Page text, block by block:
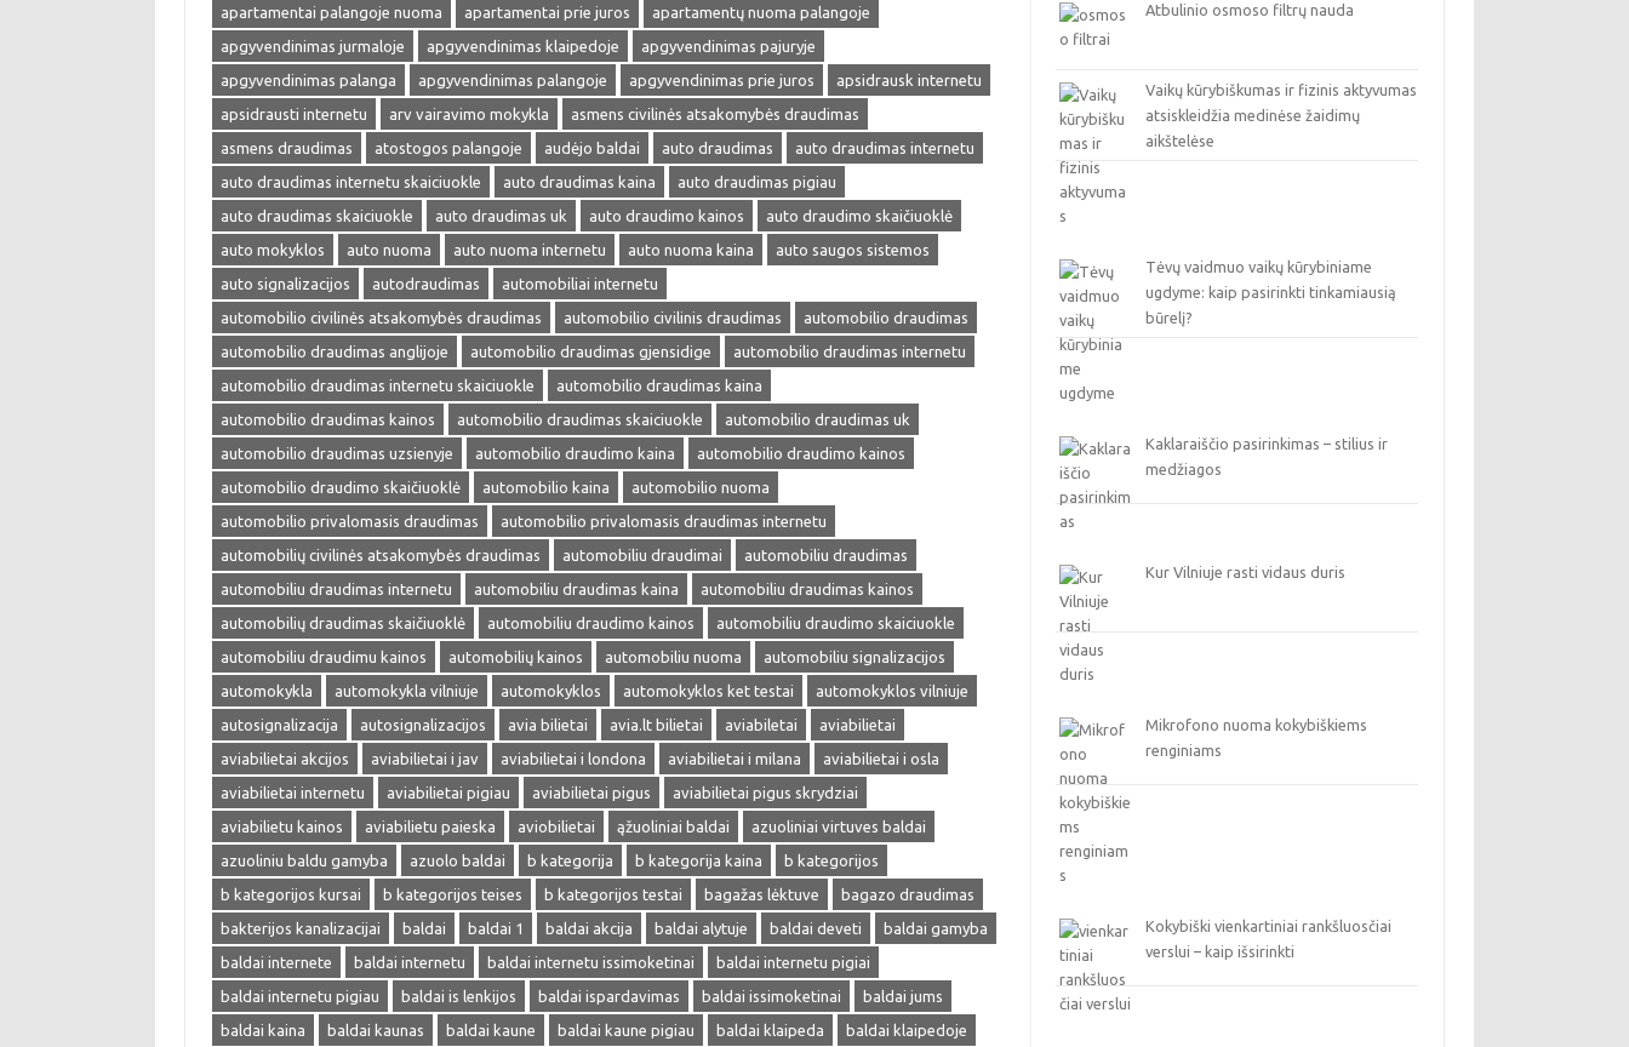
apartamentai palangoje nuoma
apartamentai prie juros
apartamentų nuoma palangoje
apgyvendinimas jurmaloje
apgyvendinimas klaipedoje
apgyvendinimas pajuryje
apgyvendinimas palanga
apgyvendinimas palangoje apgyvendinimas prie juros
apsidrausk internetu
apsidrausti internetu
arv vairavimo mokykla
asmens civilinės atsakomybės draudimas
asmens draudimas
atostogos palangoje audėjo baldai auto draudimas
auto draudimas internetu
auto draudimas internetu skaiciuokle
auto draudimas kaina
auto draudimas pigiau
auto draudimas skaiciuokle
auto draudimas uk auto draudimo kainos
auto draudimo skaičiuoklė
auto mokyklos
auto nuoma auto nuoma internetu auto nuoma kaina
auto saugos sistemos
auto signalizacijos
autodraudimas
automobiliai internetu
automobilio civilinės atsakomybės draudimas
automobilio civilinis draudimas
automobilio draudimas
automobilio draudimas anglijoje
automobilio draudimas gjensidige
automobilio draudimas internetu
automobilio draudimas internetu skaiciuokle
automobilio draudimas kaina
automobilio draudimas kainos
automobilio draudimas skaiciuokle
automobilio draudimas uk
automobilio draudimas uzsienyje
automobilio draudimo kaina
automobilio draudimo kainos
automobilio draudimo skaičiuoklė
automobilio kaina
automobilio nuoma
automobilio privalomasis draudimas
automobilio privalomasis draudimas internetu
automobilių civilinės atsakomybės draudimas
automobiliu draudimai
automobiliu draudimas
automobiliu draudimas internetu
automobiliu draudimas kaina
automobiliu draudimas kainos
automobilių draudimas skaičiuoklė
automobiliu draudimo kainos
automobiliu draudimo skaiciuokle
automobiliu draudimu kainos
automobilių kainos automobiliu nuoma
automobiliu signalizacijos
automokykla
automokykla vilniuje automokyklos automokyklos ket testai
automokyklos vilniuje
autosignalizacija
autosignalizacijos avia bilietai avia.lt bilietai aviabiletai
aviabilietai
aviabilietai akcijos
aviabilietai i jav aviabilietai i londona aviabilietai i milana
aviabilietai i osla
aviabilietai internetu
aviabilietai pigiau aviabilietai pigus
aviabilietai pigus skrydziai
aviabilietu kainos
aviabilietu paieska aviobilietai ąžuoliniai baldai
azuoliniai virtuves baldai
azuoliniu baldu gamyba
azuolo baldai b kategorija b kategorija kaina
b kategorijos
b kategorijos kursai
b kategorijos teises b kategorijos testai bagažas lėktuve
bagazo draudimas
bakterijos kanalizacijai
baldai baldai 1 baldai akcija baldai alytuje baldai deveti
baldai gamyba
baldai internete
baldai internetu baldai internetu issimoketinai
baldai internetu pigiai
baldai internetu pigiau
baldai is lenkijos baldai ispardavimas baldai issimoketinai
baldai jums
baldai kaina
baldai kaunas baldai kaune baldai kaune pigiau baldai klaipeda
baldai klaipedoje
Atbulinio osmoso filtrų nauda
Vaikų kūrybiškumas ir fizinis aktyvumas
atsiskleidžia medinėse žaidimų
aikštelėse
Tėvų vaidmuo vaikų kūrybiniame
ugdyme: kaip pasirinkti tinkamiausią
būrelį?
Kaklaraiščio pasirinkimas – stilius ir
medžiagos
Kur Vilniuje rasti vidaus duris
Mikrofono nuoma kokybiškiems
renginiams
Kokybiški vienkartiniai rankšluosčiai
verslui – kaip išsirinkti